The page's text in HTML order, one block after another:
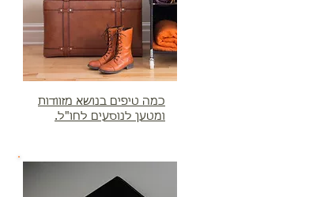
כמה טיפים בנושא מזוודות
ומטען לנוסעים לחו"ל.